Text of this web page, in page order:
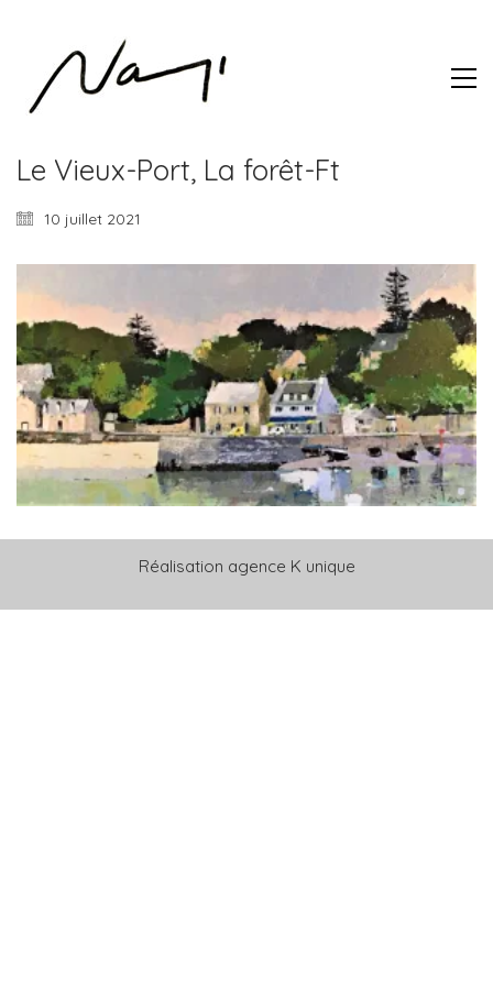
Le Vieux-Port, La forêt-Ft
10 juillet 2021
Réalisation agence K unique